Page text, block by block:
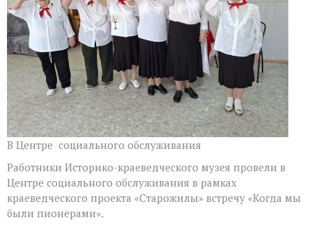
В Центре социального обслуживания
Работники Историко-краеведческого музея провели в
Центре социального обслуживания в рамках
краеведческого проекта «Старожилы» встречу «Когда мы
были пионерами».